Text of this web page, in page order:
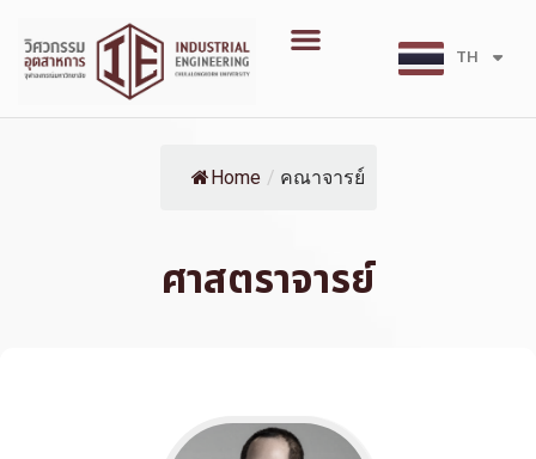
content
Menu
TH
EN
Home / คณาจารย์
ศาสตราจารย์